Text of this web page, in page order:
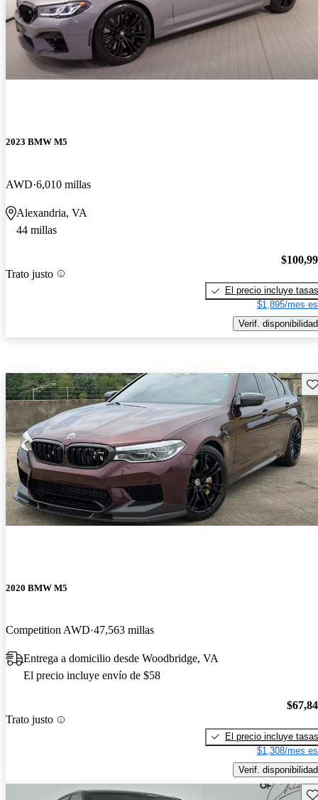
2023 BMW M5
AWD 6,010 millas
Alexandria, VA
44 millas
Trato justo
El precio incluye tasas
$1,895/mes
Verif. disponibilidad
2020 BMW M5
Competition AWD 47,563 millas
Entrega a domicilio desde Woodbridge, VA
El precio incluye envío de $58
Trato justo
El precio incluye tasas
$1,308/mes
Verif. disponibilidad